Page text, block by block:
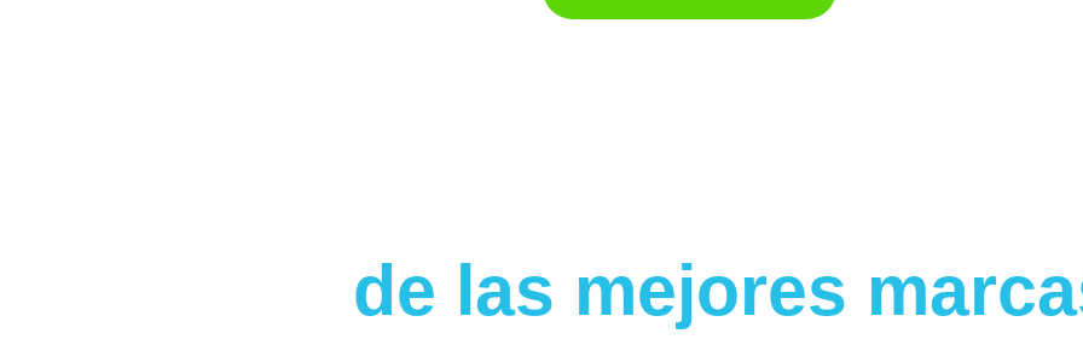
de las mejores